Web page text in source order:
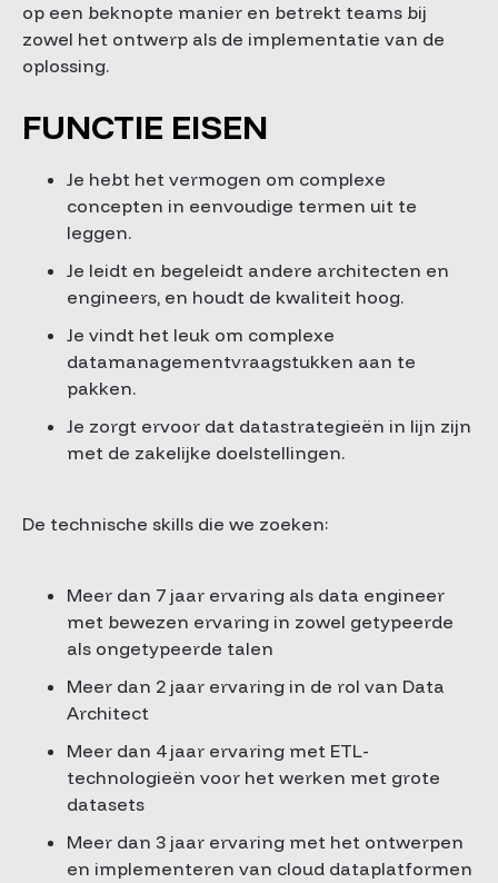
op een beknopte manier en betrekt teams bij
zowel het ontwerp als de implementatie van de
oplossing.
FUNCTIE EISEN
Je hebt het vermogen om complexe
concepten in eenvoudige termen uit te
leggen.
Je leidt en begeleidt andere architecten en
engineers, en houdt de kwaliteit hoog.
Je vindt het leuk om complexe
datamanagementvraagstukken aan te
pakken.
Je zorgt ervoor dat datastrategieën in lijn zijn
met de zakelijke doelstellingen.
De technische skills die we zoeken:
Meer dan 7 jaar ervaring als data engineer
met bewezen ervaring in zowel getypeerde
als ongetypeerde talen
Meer dan 2 jaar ervaring in de rol van Data
Architect
Meer dan 4 jaar ervaring met ETL-
technologieën voor het werken met grote
datasets
Meer dan 3 jaar ervaring met het ontwerpen
en implementeren van cloud dataplatformen